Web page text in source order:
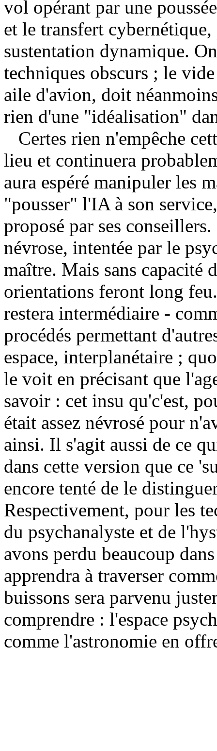
vol opérant par une
et le transfert
sustentation dynamique.
techniques obscurs ; le
aile d'avion, doit
rien d'une "idéalisation"
Certes rien n'empêche
lieu et continuera
aura espéré manipuler les
"pousser" l'IA à son
proposé par ses
névrose, intentée par le
maître. Mais sans capacité
orientations feront long
restera intermédiaire -
procédés permettant
espace, interplanétaire ;
le voit en précisant que
savoir : cet insu qu'c'est,
était assez névrosé pour
ainsi. Il s'agit aussi de ce
dans cette version que ce
encore tenté de le
Respectivement, pour les
du psychanalyste et de
avons perdu beaucoup
apprendra à traverser
buissons sera parvenu
comprendre : l'espace
comme l'astronomie en